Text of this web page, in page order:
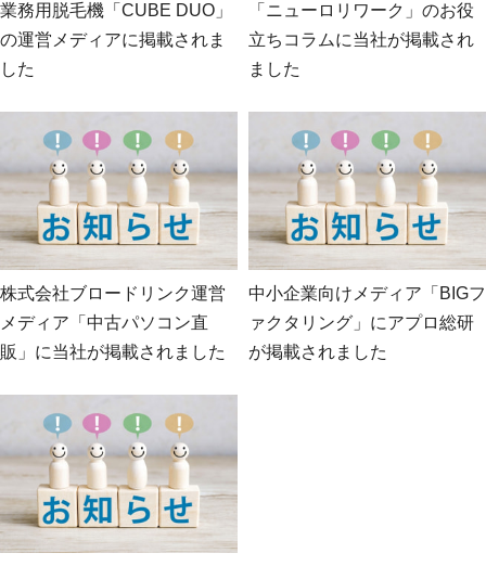
業務用脱毛機「CUBE DUO」
の運営メディアに掲載されま
した
「ニューロリワーク」のお役
立ちコラムに当社が掲載され
ました
株式会社ブロードリンク運営
メディア「中古パソコン直
販」に当社が掲載されました
中小企業向けメディア「BIGフ
ァクタリング」にアプロ総研
が掲載されました